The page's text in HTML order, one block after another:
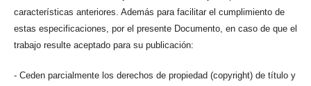
características anteriores. Además para facilitar el cumplimiento de
estas especificaciones, por el presente Documento, en caso de que el
trabajo resulte aceptado para su publicación:
- Ceden parcialmente los derechos de propiedad (copyright) de título y